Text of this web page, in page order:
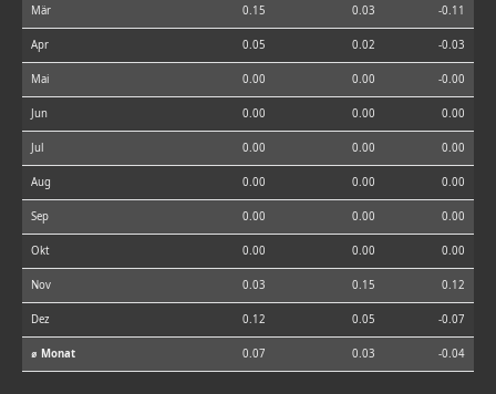
Mär 0.15 0.03 -0.11
Apr 0.05 0.02 -0.03
Mai 0.00 0.00 -0.00
Jun 0.00 0.00 0.00
Jul 0.00 0.00 0.00
Aug 0.00 0.00 0.00
Sep 0.00 0.00 0.00
Okt 0.00 0.00 0.00
Nov 0.03 0.15 0.12
Dez 0.12 0.05 -0.07
⌀ Monat 0.07 0.03 -0.04